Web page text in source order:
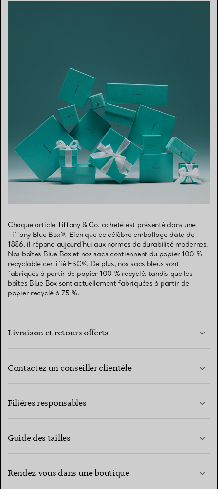
Chaque article Tiffany & Co. acheté est présenté dans une
Tiffany Blue Box®. Bien que ce célèbre emballage date de
1886, il répond aujourd’hui aux normes de durabilité modernes.
Nos boîtes Blue Box et nos sacs contiennent du papier 100 %
recyclable certifié FSC®. De plus, nos sacs bleus sont
fabriqués à partir de papier 100 % recyclé, tandis que les
boîtes Blue Box sont actuellement fabriquées à partir de
papier recyclé à 75 %.
Livraison et retours offerts
Contactez un conseiller clientèle
Filières responsables
Guide des tailles
Rendez-vous dans une boutique